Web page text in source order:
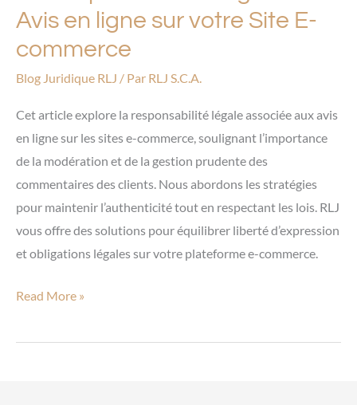
Avis en ligne sur votre Site E-
commerce
Blog Juridique RLJ / Par RLJ S.C.A.
Cet article explore la responsabilité légale associée aux avis
en ligne sur les sites e-commerce, soulignant l’importance
de la modération et de la gestion prudente des
commentaires des clients. Nous abordons les stratégies
pour maintenir l’authenticité tout en respectant les lois. RLJ
vous offre des solutions pour équilibrer liberté d’expression
et obligations légales sur votre plateforme e-commerce.
E-
Read More »